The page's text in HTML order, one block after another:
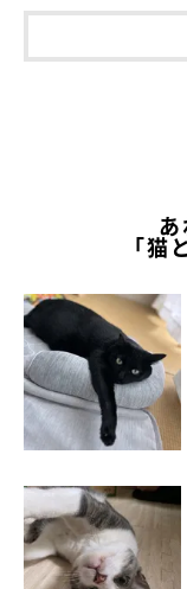
す」
「スーパーに持っ
仕事用のカバンが
「仕事用のカバン
「仕事から帰って
すぐにリュック
リしています。フ
おうと格闘します
「仕事から帰ると
私のカバンのニオ
っさとリビングに
「